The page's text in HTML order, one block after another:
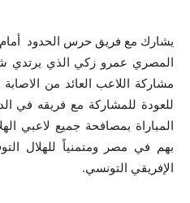
يشارك مع فريق حرس الحدود أمام
المصري عمرو زكي الذي يرتدي
مشاركة اللاعب العائد من
للعودة للمشاركة مع فريقه في
المباراة بمصافحة جميع لاعبي
بهم في مصر ومتمنياً للهلال
الإفريقي التونسي.